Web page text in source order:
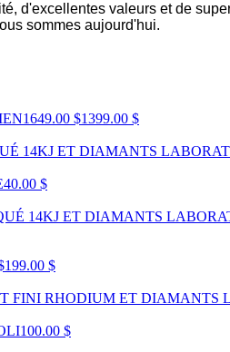
d'excellentes valeurs et de
sommes aujourd'hui.
1649.00 $1399.00 $
14KJ ET DIAMANTS
40.00 $
14KJ ET DIAMANTS
199.00 $
FINI RHODIUM ET DIAMANTS
100.00 $